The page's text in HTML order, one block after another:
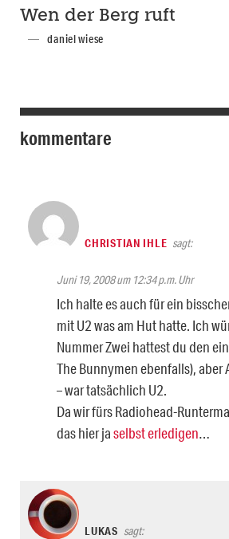
Wen der Berg ruft
daniel wiese
kommentare
CHRISTIAN IHLE sagt:
Juni 19, 2008 um 12:34 p.m. Uhr
Ich halte es auch für ein
mit U2 was am Hut hatte. Ich
Nummer Zwei hattest du den
The Bunnymen ebenfalls),
– war tatsächlich U2.
Da wir fürs Radiohead-
das hier jaselbsterledigen…
LUKAS sagt: